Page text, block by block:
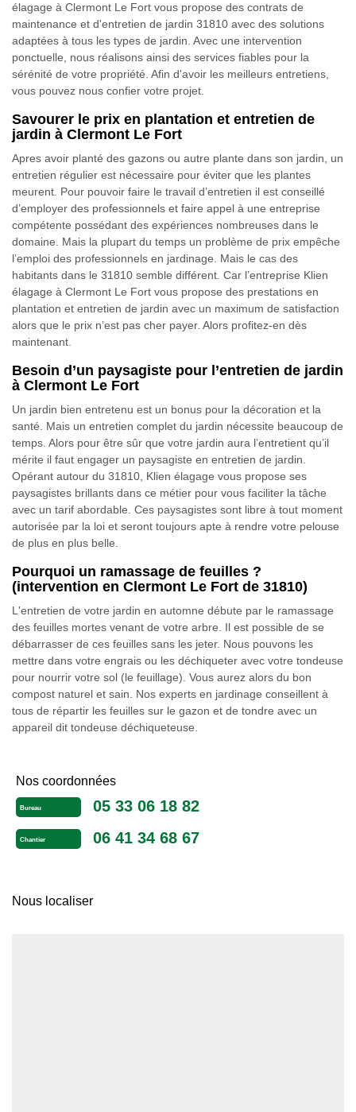
élagage à Clermont Le Fort vous propose des contrats de
maintenance et d'entretien de jardin 31810 avec des solutions
adaptées à tous les types de jardin. Avec une intervention
ponctuelle, nous réalisons ainsi des services fiables pour la
sérénité de votre propriété. Afin d'avoir les meilleurs entretiens,
vous pouvez nous confier votre projet.
Savourer le prix en plantation et entretien de
jardin à Clermont Le Fort
Apres avoir planté des gazons ou autre plante dans son jardin, un
entretien régulier est nécessaire pour éviter que les plantes
meurent. Pour pouvoir faire le travail d’entretien il est conseillé
d’employer des professionnels et faire appel à une entreprise
compétente possédant des expériences nombreuses dans le
domaine. Mais la plupart du temps un problème de prix empêche
l’emploi des professionnels en jardinage. Mais le cas des
habitants dans le 31810 semble différent. Car l’entreprise Klien
élagage à Clermont Le Fort vous propose des prestations en
plantation et entretien de jardin avec un maximum de satisfaction
alors que le prix n’est pas cher payer. Alors profitez-en dès
maintenant.
Besoin d’un paysagiste pour l’entretien de jardin
à Clermont Le Fort
Un jardin bien entretenu est un bonus pour la décoration et la
santé. Mais un entretien complet du jardin nécessite beaucoup de
temps. Alors pour être sûr que votre jardin aura l’entretient qu’il
mérite il faut engager un paysagiste en entretien de jardin.
Opérant autour du 31810, Klien élagage vous propose ses
paysagistes brillants dans ce métier pour vous faciliter la tâche
avec un tarif abordable. Ces paysagistes sont libre à tout moment
autorisée par la loi et seront toujours apte à rendre votre pelouse
de plus en plus belle.
Pourquoi un ramassage de feuilles ?
(intervention en Clermont Le Fort de 31810)
L'entretien de votre jardin en automne débute par le ramassage
des feuilles mortes venant de votre arbre. Il est possible de se
débarrasser de ces feuilles sans les jeter. Nous pouvons les
mettre dans votre engrais ou les déchiqueter avec votre tondeuse
pour nourrir votre sol (le feuillage). Vous aurez alors du bon
compost naturel et sain. Nos experts en jardinage conseillent à
tous de répartir les feuilles sur le gazon et de tondre avec un
appareil dit tondeuse déchiqueteuse.
Nos coordonnées
Bureau 05 33 06 18 82
Chantier 06 41 34 68 67
Nous localiser